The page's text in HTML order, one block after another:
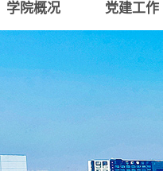
学院概况 党建工作